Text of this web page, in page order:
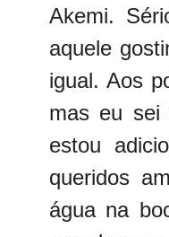
Akemi.
aquele
igual. Aos
mas eu sei
estou
queridos
água na